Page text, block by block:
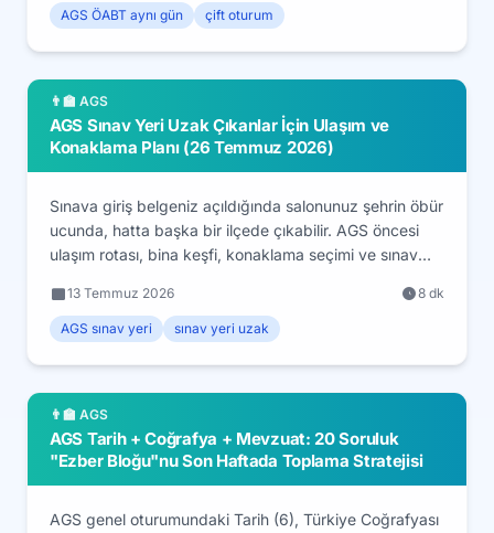
düşüşünü önleme ve sonuç takvimi (26 Ağustos) tek
AGS ÖABT aynı gün çift oturum
👨‍🏫 AGS
AGS Sınav Yeri Uzak Çıkanlar İçin Ulaşım ve
Konaklama Planı (26 Temmuz 2026)
Sınava giriş belgeniz açıldığında salonunuz şehrin öbür
ucunda, hatta başka bir ilçede çıkabilir. AGS öncesi
ulaşım rotası, bina keşfi, konaklama seçimi ve sınav
ilçe, aynı il uzak nokta ve şehir dışı.
13 Temmuz 2026 8 dk
AGS sınav yeri sınav yeri uzak
👨‍🏫 AGS
AGS Tarih + Coğrafya + Mevzuat: 20 Soruluk
"Ezber Bloğu"nu Son Haftada Toplama Stratejisi
AGS genel oturumundaki Tarih (6), Türkiye Coğrafyası